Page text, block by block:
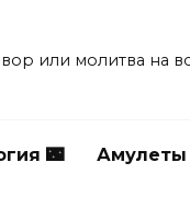
или молитва на
🌃 Амулеты